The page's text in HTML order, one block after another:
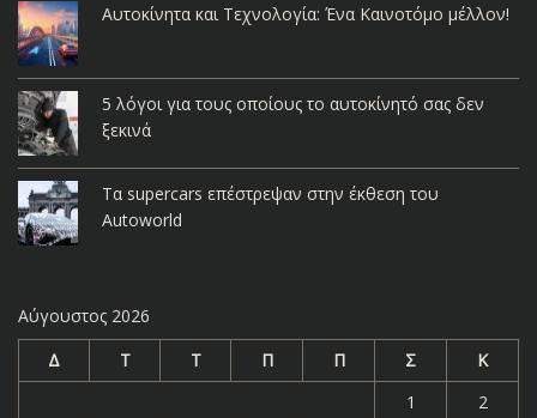
Αυτοκίνητα και Τεχνολογία: Ένα Καινοτόμο μέλλον!
5 λόγοι για τους οποίους το αυτοκίνητό σας δεν
ξεκινά
Τα supercars επέστρεψαν στην έκθεση του
Autoworld
Αύγουστος 2026
Δ
Τ Τ Π Π Σ
Κ
1
2